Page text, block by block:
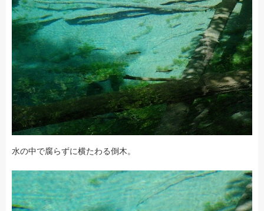
水の中で腐らずに横たわる倒木。